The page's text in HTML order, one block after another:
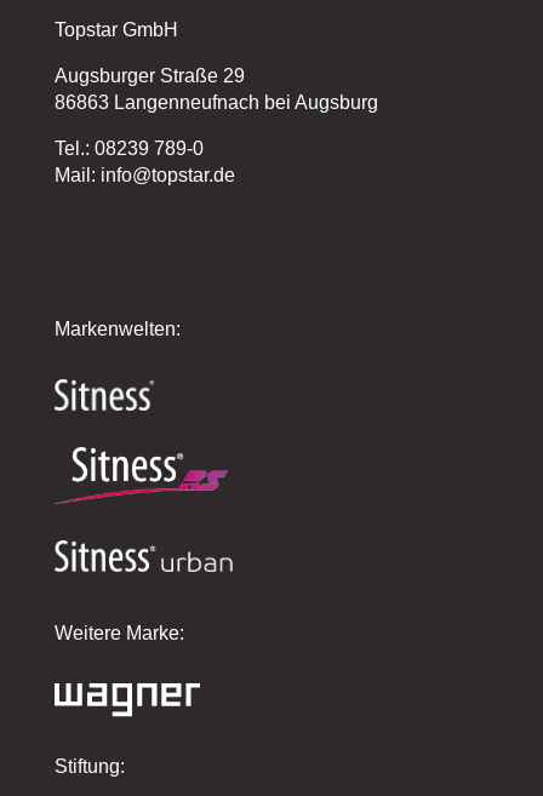
Topstar GmbH
Augsburger Straße 29
86863 Langenneufnach bei Augsburg
Tel.: 08239 789-0
Mail: info@topstar.de
Markenwelten:
Weitere Marke:
Stiftung: